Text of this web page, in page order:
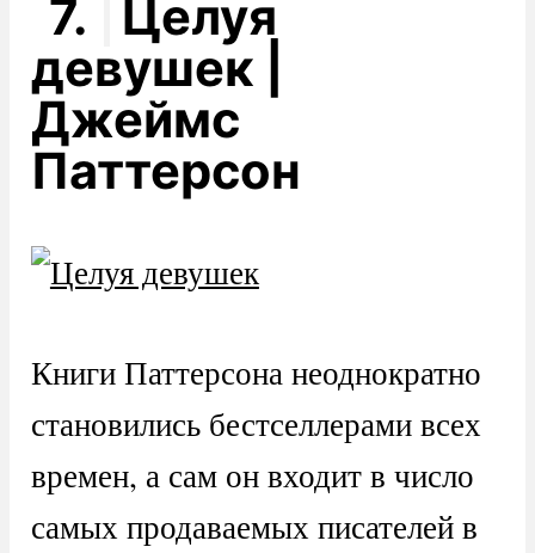
7.
Целуя
девушек |
Джеймс
Паттерсон
Книги Паттерсона неоднократно
становились бестселлерами всех
времен, а сам он входит в число
самых продаваемых писателей в